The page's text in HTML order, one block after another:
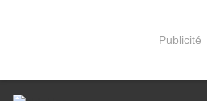
Publicité